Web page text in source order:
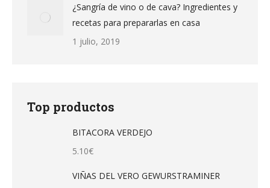
¿Sangría de vino o de cava? Ingredientes y
recetas para prepararlas en casa
1 julio, 2019
Top productos
BITACORA VERDEJO
5.10€
VIÑAS DEL VERO GEWURSTRAMINER